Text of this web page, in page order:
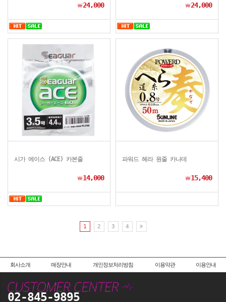
￦24,000 ￦24,000
시가 에이스 (ACE) 카본줄
￦14,000
파워드 헤라 원줄 카나데
￦15,400
1 2 3 4
회사소개 매장안내 개인정보처리방침 이용약관 이용안내
02-845-9895